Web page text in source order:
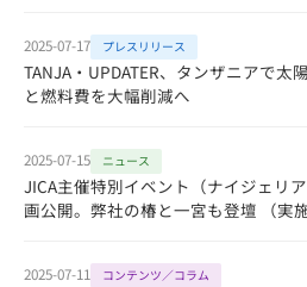
2025-07-17 プレスリリース
TANJA・UPDATER、タンザニアで太
と燃料費を大幅削減へ
2025-07-15 ニュース
JICA主催特別イベント（ナイジェリ
画公開。弊社の椿と一宮も登壇 （実施
2025-07-11 コンテンツ／コラム